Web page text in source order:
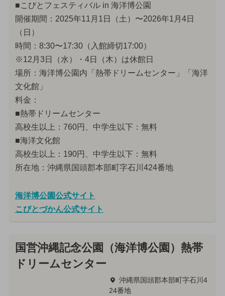
■こびとフェスティバル in 海洋博公園
開催期間：2025年11月1日（土）〜2026年1月4日
（日）
時間：8:30〜17:30（入館締切17:00）
※12月3日（水）・4日（木）は休館日
場所：海洋博公園内「熱帯ドリームセンター」「海洋
文化館」
料金：
■熱帯ドリームセンター
高校生以上：760円、中学生以下：無料
■海洋文化館
高校生以上：190円、中学生以下：無料
所在地：沖縄県国頭郡本部町字石川424番地
海洋博公園公式サイト
こびとづかん公式サイト
国営沖縄記念公園（海洋博公園）熱帯
ドリームセンター
沖縄県国頭郡本部町字石川4
24番地